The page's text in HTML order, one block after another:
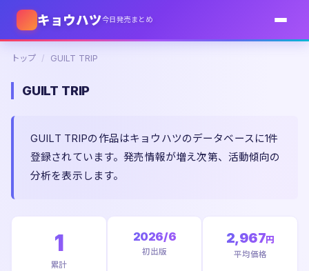
キョウハツ今日発売まとめ
トップ / GUILT TRIP
GUILT TRIP
GUILT TRIPの作品はキョウハツのデータベースに1件
登録されています。発売情報が増え次第、活動傾向の
分析を表示します。
1
累計
2026/6
初出版
2,967 円
平均価格